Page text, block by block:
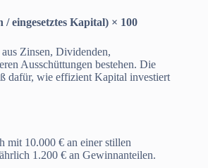
eingesetztes Kapital) × 100
Zinsen, Dividenden,
Ausschüttungen bestehen. Die
dafür, wie effizient Kapital investiert
mit 10.000 € an einer stillen
1.200 € an Gewinnanteilen.